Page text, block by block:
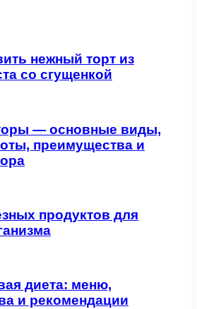
нежный торт из
со сгущенкой
— основные виды,
преимущества и
продуктов для
диета: меню,
и рекомендации